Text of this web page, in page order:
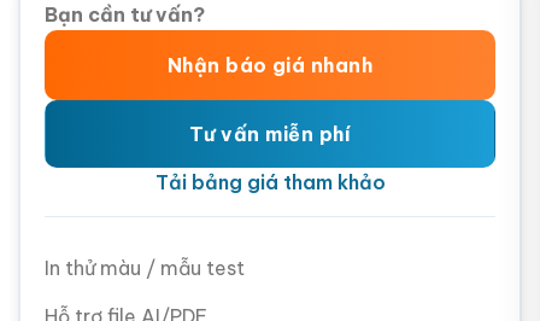
Bạn cần tư vấn?
Nhận báo giá nhanh
Tư vấn miễn phí
Tải bảng giá tham khảo
In thử màu / mẫu test
Hỗ trợ file AI/PDF